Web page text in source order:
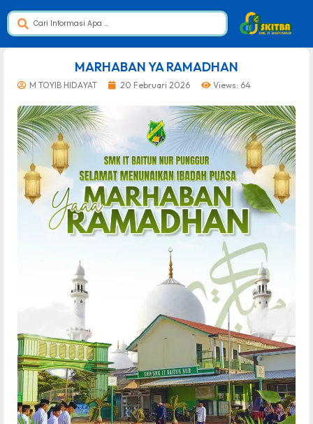
MARHABAN YA RAMADHAN
M TOYIB HIDAYAT 20 Februari 2026 Views: 64